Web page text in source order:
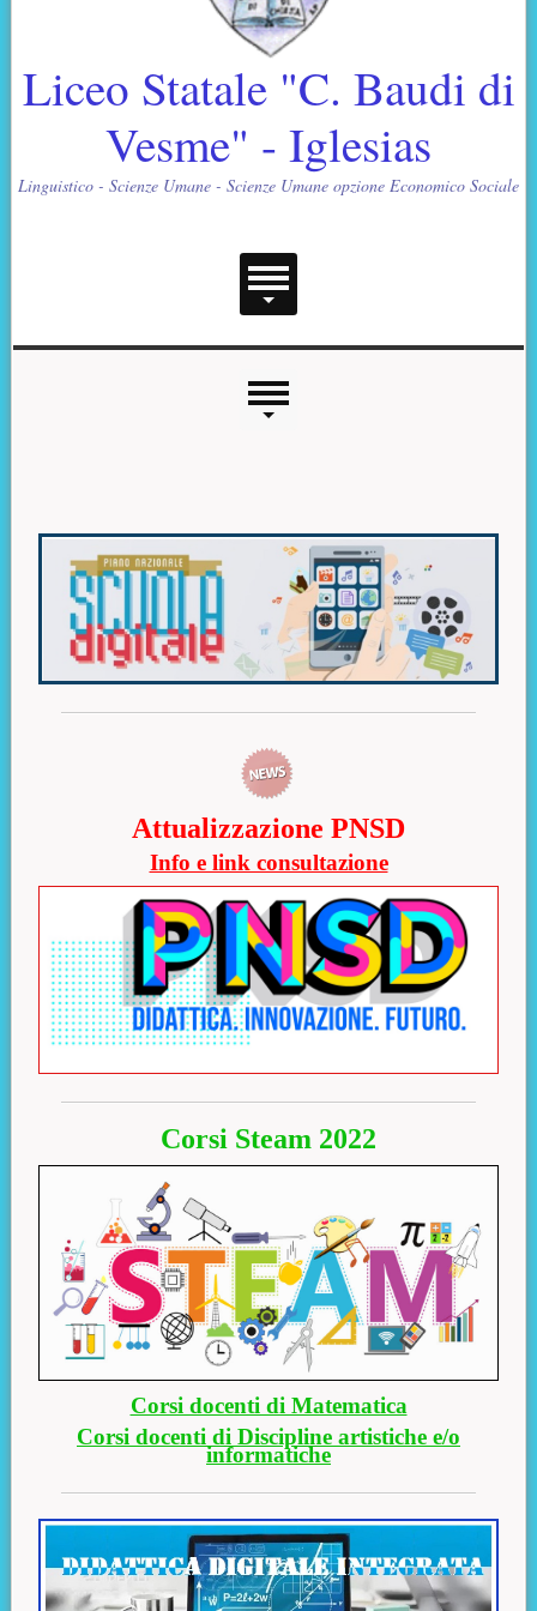
Liceo Statale "C. Baudi di
Vesme" - Iglesias
Linguistico - Scienze Umane - Scienze Umane opzione Economico Sociale
Menu principale
Menu laterale
Attualizzazione PNSD
Info e link consultazione
Corsi Steam 2022
Corsi docenti di Matematica
Corsi docenti di Discipline artistiche e/o
informatiche